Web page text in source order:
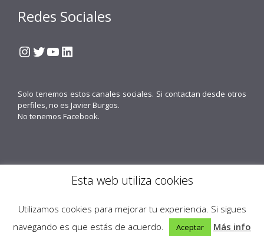
Redes Sociales
Instagram
Twitter
YouTube
LinkedIn
Solo tenemos estos canales sociales. Si contactan desde otros
perfiles, no es Javier Burgos.
No tenemos Facebook.
Contacto Política de cookies
Política de Privacidad
Obenus Servicios Digitales
© 2026 Javier Burgos Fotógrafo® -Obenus Servicios Digitales
Esta web utiliza cookies
Utilizamos cookies para mejorar tu experiencia. Si sigues
navegando es que estás de acuerdo.
Aceptar Más info